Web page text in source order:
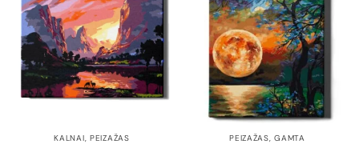
KALNAI, PEIZAŽAS PEIZAŽAS,GAMTA